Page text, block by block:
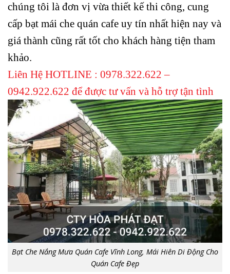
chúng tôi là đơn vị vừa thiết kế thi công, cung
cấp bạt mái che quán cafe uy tín nhất hiện nay và
giá thành cũng rất tốt cho khách hàng tiện tham
khảo.
Liên Hệ HOTLINE : 0978.322.622 –
0942.922.622 để được tư vấn và hỗ trợ tận tình
Bạt Che Nắng Mưa Quán Cafe Vĩnh Long, Mái Hiên Di Động Cho
Quán Cafe Đẹp